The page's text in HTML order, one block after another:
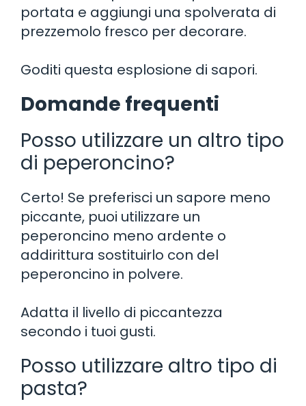
portata e aggiungi una spolverata di
prezzemolo fresco per decorare.
Goditi questa esplosione di sapori.
Domande frequenti
Posso utilizzare un altro tipo
di peperoncino?
Certo! Se preferisci un sapore meno
piccante, puoi utilizzare un
peperoncino meno ardente o
addirittura sostituirlo con del
peperoncino in polvere.
Adatta il livello di piccantezza
secondo i tuoi gusti.
Posso utilizzare altro tipo di
pasta?